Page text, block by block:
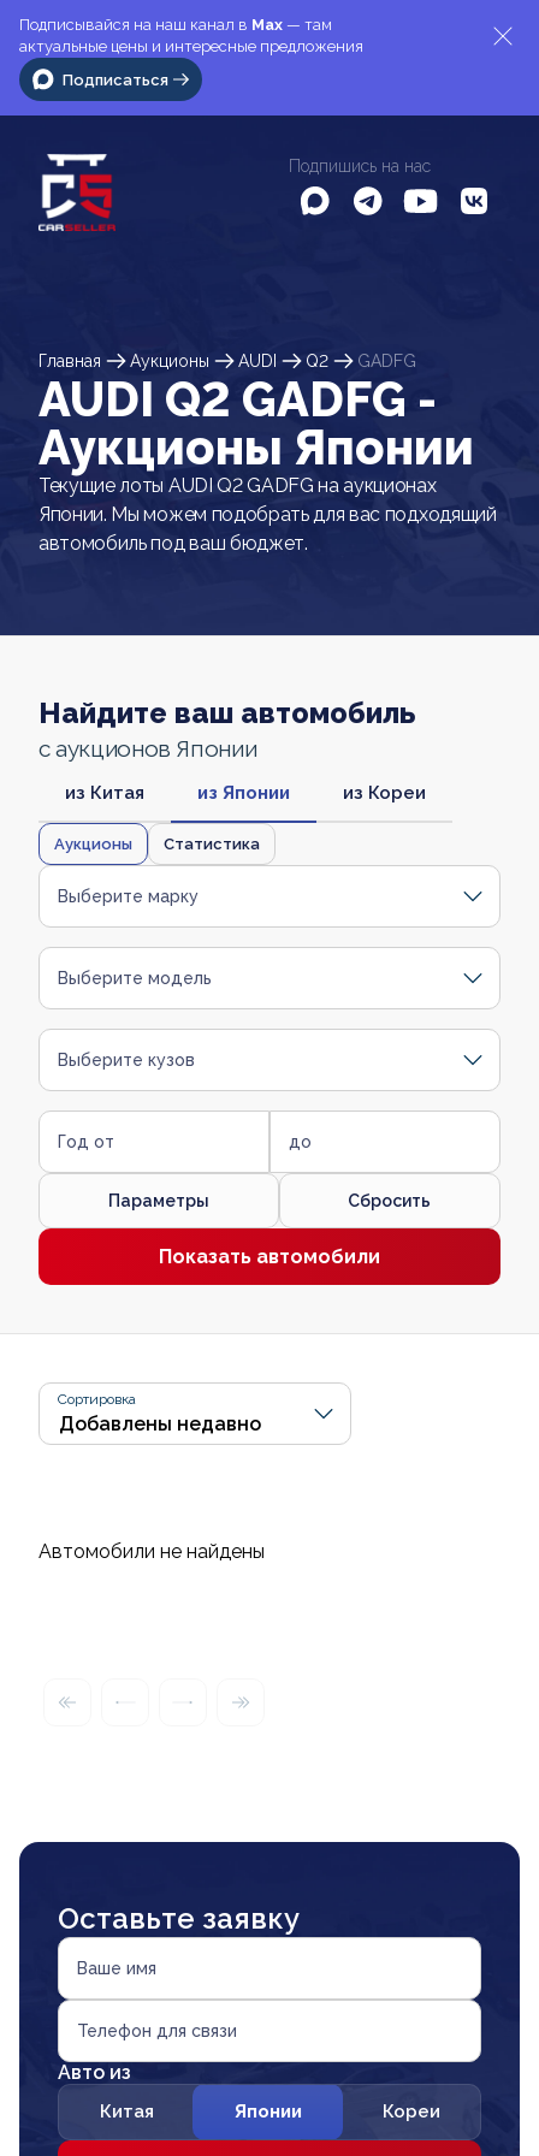
Подписывайся на наш канал в Max — там
актуальные цены и интересные предложения
Подписаться
Подпишись на нас
Главная Аукционы AUDI Q2 GADFG
AUDI Q2 GADFG -
Аукционы Японии
Текущие лоты AUDI Q2 GADFG на аукционах
Японии. Мы можем подобрать для вас подходящий
автомобиль под ваш бюджет.
Найдите ваш автомобиль
с аукционов Японии
из Китая из Японии из Кореи
Аукционы Статистика
Выберите марку
Выберите модель
Выберите кузов
Год от до
Параметры Сбросить
Показать автомобили
Сортировка
Автомобили не найдены
Оставьте заявку
Ваше имя
Телефон для связи
Авто из
Китая Японии Кореи